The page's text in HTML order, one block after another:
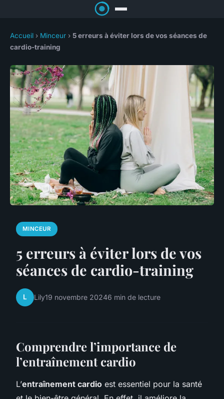
Accueil › Minceur › 5 erreurs à éviter lors de vos séances de
cardio-training
MINCEUR
5 erreurs à éviter lors de vos
séances de cardio-training
L Lily19 novembre 20246 min de lecture
Comprendre l’importance de
l’entraînement cardio
L’entraînement cardio est essentiel pour la santé